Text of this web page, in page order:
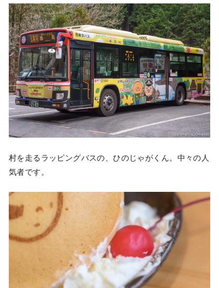
村を走るラッピングバスの、ひのじゃがくん。中々の人
気者です。